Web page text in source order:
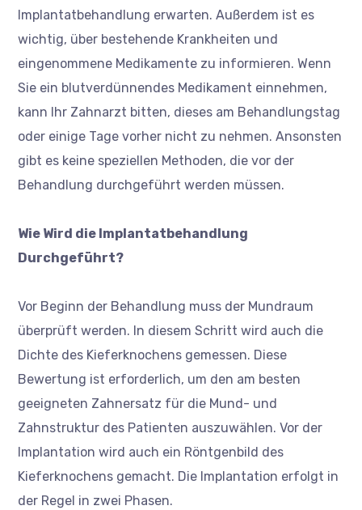
Implantatbehandlung erwarten. Außerdem ist es
wichtig, über bestehende Krankheiten und
eingenommene Medikamente zu informieren. Wenn
Sie ein blutverdünnendes Medikament einnehmen,
kann Ihr Zahnarzt bitten, dieses am Behandlungstag
oder einige Tage vorher nicht zu nehmen. Ansonsten
gibt es keine speziellen Methoden, die vor der
Behandlung durchgeführt werden müssen.
Wie Wird die Implantatbehandlung
Durchgeführt?
Vor Beginn der Behandlung muss der Mundraum
überprüft werden. In diesem Schritt wird auch die
Dichte des Kieferknochens gemessen. Diese
Bewertung ist erforderlich, um den am besten
geeigneten Zahnersatz für die Mund- und
Zahnstruktur des Patienten auszuwählen. Vor der
Implantation wird auch ein Röntgenbild des
Kieferknochens gemacht. Die Implantation erfolgt in
der Regel in zwei Phasen.